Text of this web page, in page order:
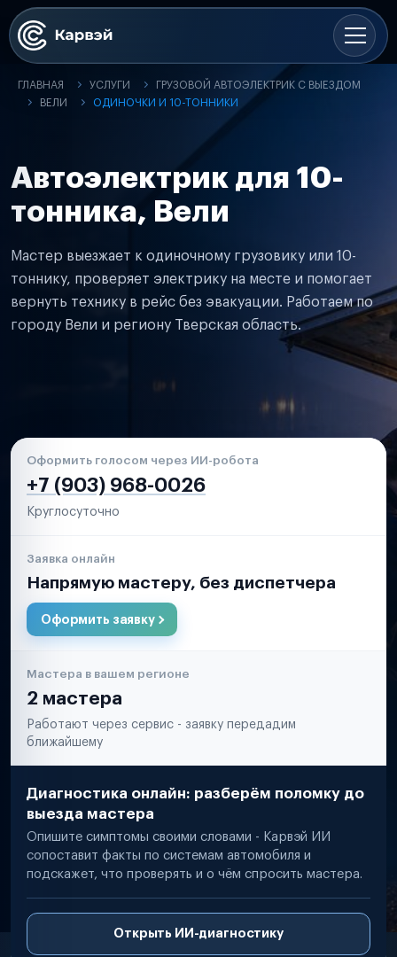
ГЛАВНАЯ УСЛУГИ
ГРУЗОВОЙ АВТОЭЛЕКТРИК С ВЫЕЗДОМ
ВЕЛИ
ОДИНОЧКИ И 10-ТОННИКИ
Автоэлектрик для 10-
тонника, Вели
Мастер выезжает к одиночному грузовику или 10-
тоннику, проверяет электрику на месте и помогает
вернуть технику в рейс без эвакуации. Работаем по
городу Вели и региону Тверская область.
Оформить голосом через ИИ-робота
+7 (903) 968-0026
Круглосуточно
Заявка онлайн
Напрямую мастеру, без диспетчера
Оформить заявку
Мастера в вашем регионе
2 мастера
Работают через сервис - заявку передадим
ближайшему
Диагностика онлайн: разберём поломку до
выезда мастера
Опишите симптомы своими словами - Карвэй ИИ
сопоставит факты по системам автомобиля и
подскажет, что проверять и о чём спросить мастера.
Открыть ИИ-диагностику